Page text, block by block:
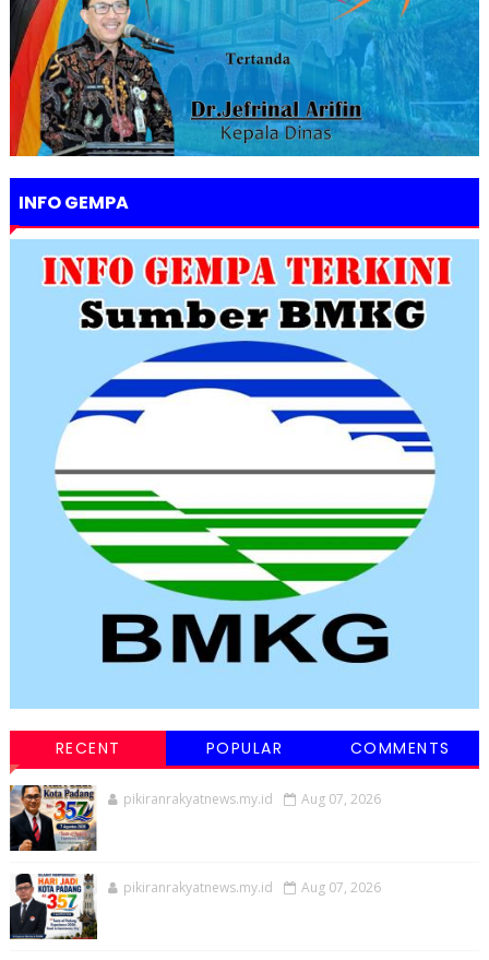
INFO GEMPA
RECENT POPULAR COMMENTS
pikiranrakyatnews.my.id Aug 07, 2026
pikiranrakyatnews.my.id Aug 07, 2026